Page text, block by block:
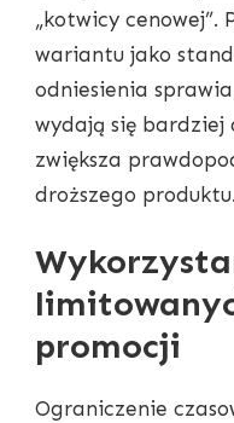
„kotwicy cenowej”.
wariantu jako
odniesienia
wydają się bardziej
zwiększa
droższego produktu.
promocji
Ograniczenie